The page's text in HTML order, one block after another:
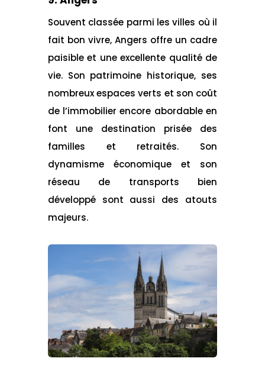
Souvent classée parmi les villes où il
fait bon vivre, Angers offre un cadre
paisible et une excellente qualité de
vie. Son patrimoine historique, ses
nombreux espaces verts et son coût
de l’immobilier encore abordable en
font une destination prisée des
familles et retraités. Son
dynamisme économique et son
réseau de transports bien
développé sont aussi des atouts
majeurs.